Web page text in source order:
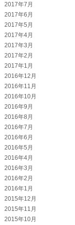
2017年7月
2017年6月
2017年5月
2017年4月
2017年3月
2017年2月
2017年1月
2016年12月
2016年11月
2016年10月
2016年9月
2016年8月
2016年7月
2016年6月
2016年5月
2016年4月
2016年3月
2016年2月
2016年1月
2015年12月
2015年11月
2015年10月